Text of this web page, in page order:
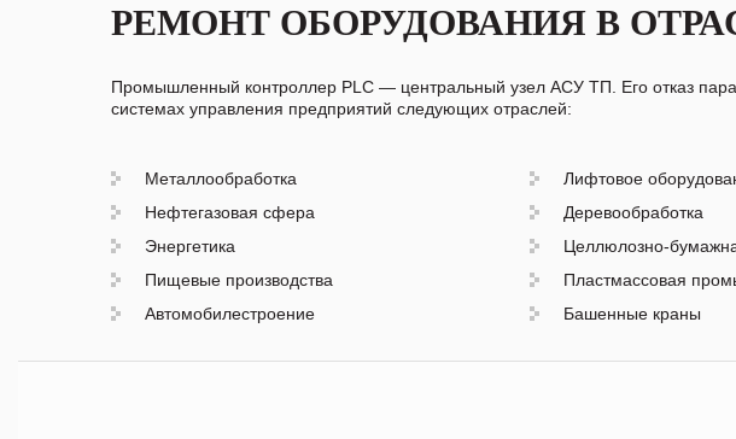
РЕМОНТ ОБОРУДОВАНИЯ В
Промышленный контроллер PLC — центральный узел АСУ ТП. Его отказ
системах управления предприятий следующих отраслей:
Металлообработка
Нефтегазовая сфера
Энергетика
Пищевые производства
Автомобилестроение
Лифтовое
Деревообработка
Целлюлозно-
Пластмассовая
Башенные краны